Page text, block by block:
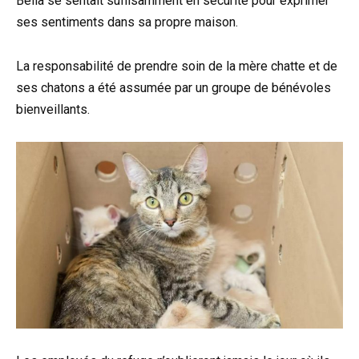
ses sentiments dans sa propre maison.
La responsabilité de prendre soin de la mère chatte et de
ses chatons a été assumée par un groupe de bénévoles
bienveillants.